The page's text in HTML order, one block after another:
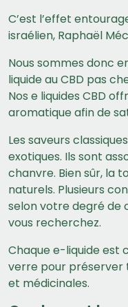
C’est l’effet
israélien, Raphaël
Nous sommes donc
liquide au CBD pas
Nos e liquides CBD
aromatique afin de
Les saveurs
exotiques. Ils sont
chanvre. Bien sûr, la
naturels. Plusieurs
selon votre degré de
vous recherchez.
Chaque e-liquide est
verre pour préserver
et médicinales.